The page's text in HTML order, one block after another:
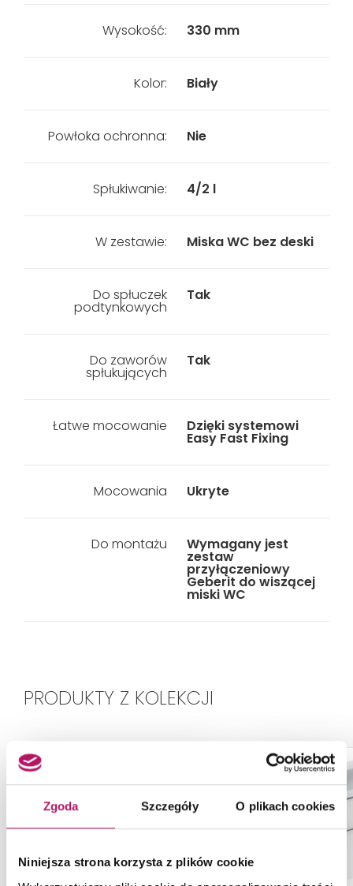
Zgoda Szczegóły O plikach cookies
Niniejsza strona korzysta z plików cookie
Wysokość: 330 mm
Kolor: Biały
Powłoka ochronna: Nie
Spłukiwanie: 4/2 l
W zestawie: Miska WC bez deski
Do spłuczek
podtynkowych
Tak
Do zaworów
spłukujących
Tak
Łatwe mocowanie Dzięki systemowi
Easy Fast Fixing
Mocowania Ukryte
Do montażu Wymagany jest
zestaw
przyłączeniowy
Geberit do wiszącej
miski WC
PRODUKTY Z KOLEKCJI
-6%